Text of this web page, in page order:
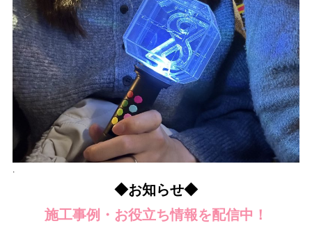
.
◆お知らせ◆
施工事例・お役立ち情報を配信中！